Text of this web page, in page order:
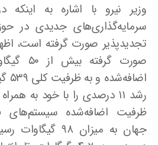
سرمایه‌گذاری‌های جدیدی در
تجدیدپذیر صورت گرفته است،
صورت
رشد ۱۱ درصدی را با خود به
ظرفیت اضافه‌شده سیستم‌های